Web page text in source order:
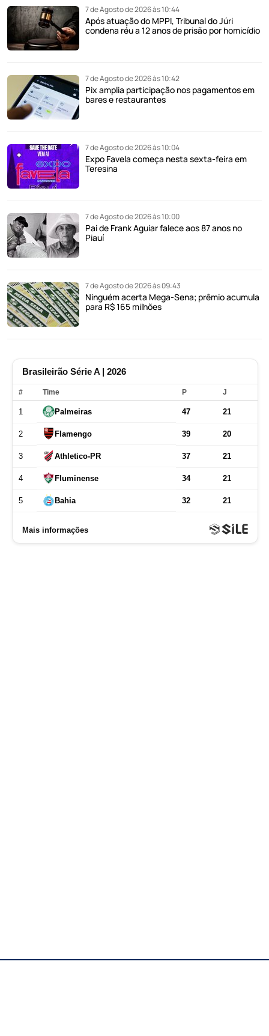
7 de Agosto de 2026 às 10:44
Após atuação do MPPI, Tribunal do Júri
condena réu a 12 anos de prisão por homicídio
7 de Agosto de 2026 às 10:42
Pix amplia participação nos pagamentos em
bares e restaurantes
7 de Agosto de 2026 às 10:04
Expo Favela começa nesta sexta-feira em
Teresina
7 de Agosto de 2026 às 10:00
Pai de Frank Aguiar falece aos 87 anos no
Piauí
7 de Agosto de 2026 às 09:43
Ninguém acerta Mega-Sena; prêmio acumula
para R$ 165 milhões